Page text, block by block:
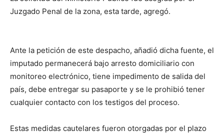
Juzgado Penal de la zona, esta tarde, agregó.
Ante la petición de este despacho, añadió dicha fuente, el
imputado permanecerá bajo arresto domiciliario con
monitoreo electrónico, tiene impedimento de salida del
país, debe entregar su pasaporte y se le prohibió tener
cualquier contacto con los testigos del proceso.
Estas medidas cautelares fueron otorgadas por el plazo